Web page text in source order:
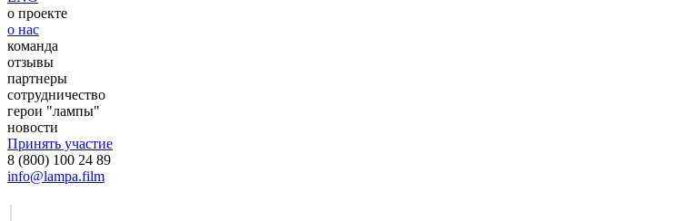
о проекте
о нас
команда
отзывы
партнеры
сотрудничество
герои "лампы"
новости
Принять участие
8 (800) 100 24 89
info@lampa.film